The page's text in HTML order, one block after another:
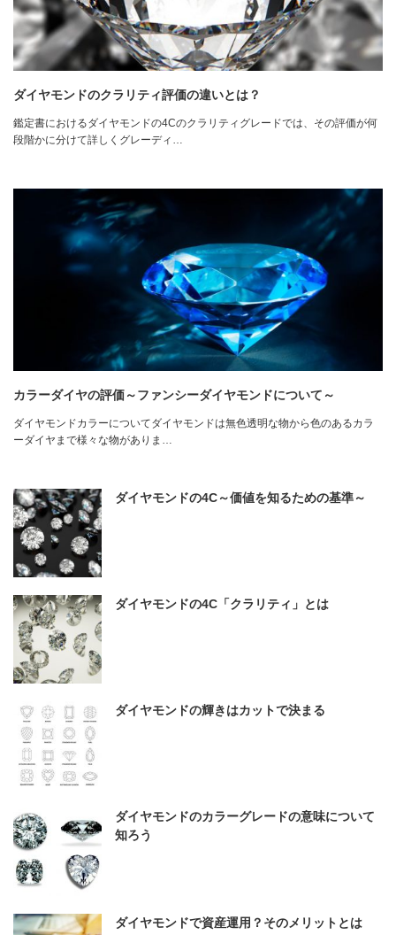
ダイヤモンドのクラリティ評価の違いとは？
鑑定書におけるダイヤモンドの4Cのクラリティグレードでは、その評価が何
段階かに分けて詳しくグレーディ…
カラーダイヤの評価～ファンシーダイヤモンドについて～
ダイヤモンドカラーについてダイヤモンドは無色透明な物から色のあるカラ
ーダイヤまで様々な物がありま…
ダイヤモンドの4C～価値を知るための基準～
ダイヤモンドの4C「クラリティ」とは
ダイヤモンドの輝きはカットで決まる
ダイヤモンドのカラーグレードの意味について
知ろう
ダイヤモンドで資産運用？そのメリットとは